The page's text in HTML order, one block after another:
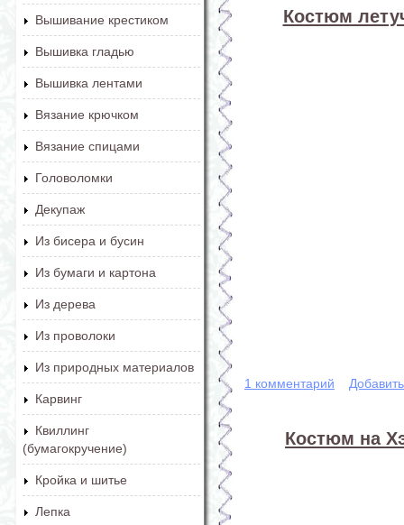
Вышивание крестиком
Вышивка гладью
Вышивка лентами
Вязание крючком
Вязание спицами
Головоломки
Декупаж
Из бисера и бусин
Из бумаги и картона
Из дерева
Из проволоки
Из природных материалов
Карвинг
Квиллинг
(бумагокручение)
Кройка и шитье
Лепка
Костюм
1 комментарий
Костюм на